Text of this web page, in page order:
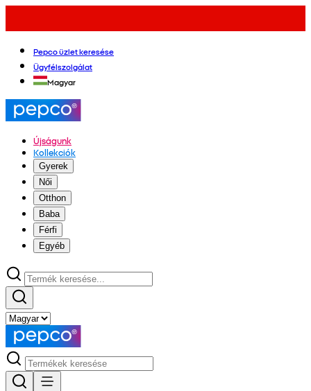
Pepco üzlet keresése
Ügyfélszolgálat
Magyar
Újságunk
Kollekciók
Gyerek
Női
Otthon
Baba
Férfi
Egyéb